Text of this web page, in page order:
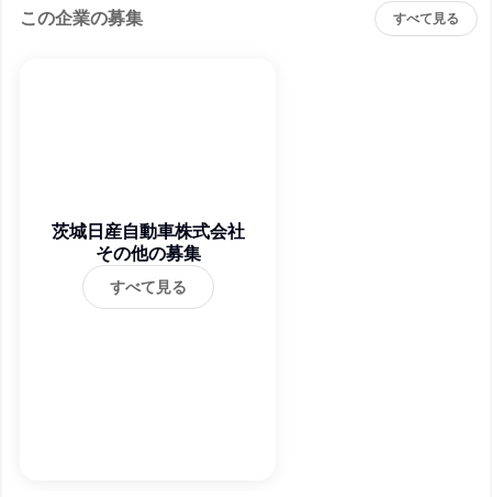
この企業の募集 すべて見る
茨城日産自動車株式会社
その他の募集
すべて見る